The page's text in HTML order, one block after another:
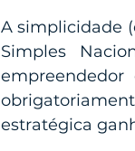
A simplicidade
Simples
estratégica